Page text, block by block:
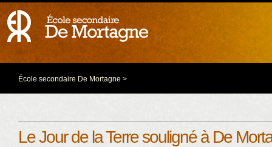
École secondaire De Mortagne >
Le Jour de la Terre souligné à De